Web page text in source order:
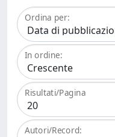
Ordina per:
In ordine:
Risultati/Pagina
Autori/Record: